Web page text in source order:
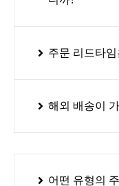
주문 리드타
해외 배송이
어떤 유형의